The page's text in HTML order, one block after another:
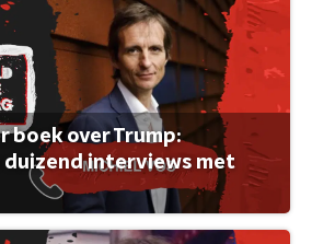
boek over Trump:
duizend interviews met